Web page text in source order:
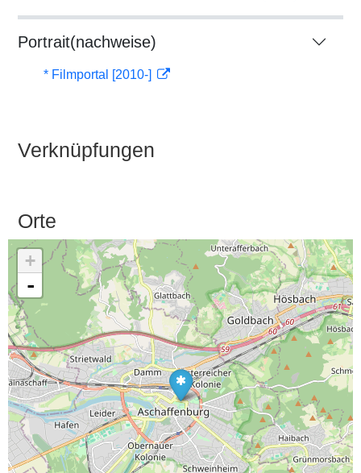
Portrait(nachweise)
* Filmportal [2010-]
Verknüpfungen
Orte
+
-